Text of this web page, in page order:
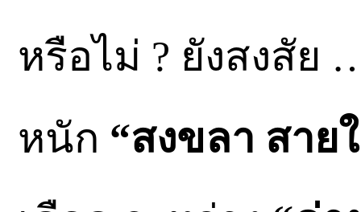
หรือไม่ ? ยังสงสัย
หนัก “สงขลา สาย